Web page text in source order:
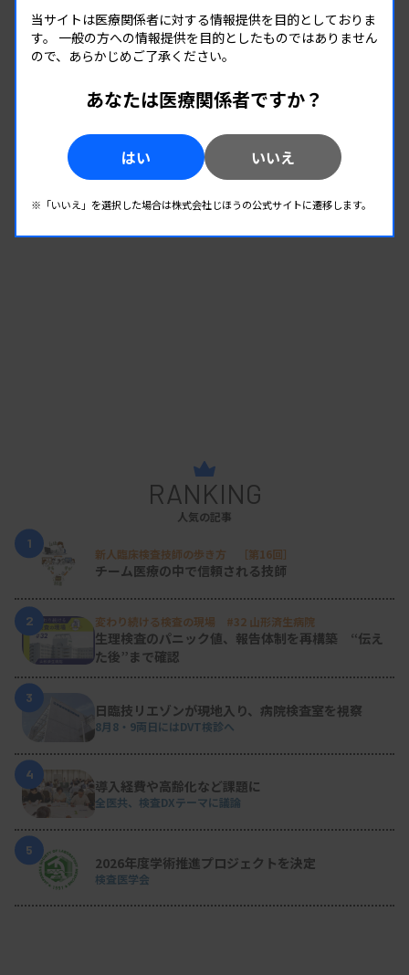
歯の動揺度や歯茎の状態などの問診結果をスコア化
して検査結果と組み合わせることで感度96％、特異
度40％を達成し、高精度にハイリスク者の抽出が可
診項目だけでは感度だけが高くなり、特異度は上が
らなかった。そこにHbとLDの測定値を組み合わせ
ることでおおむね妥当な結果が得られた」と話す。
に渡す「歯科医受診依頼書」の内容にも反映させる
検査結果報告は、これまでも見やすさを意識してき
たが、歯周病リスクをグラフ化し、リスクに応じて
グラデーションを付けた配色とすることで、より視
覚的にリスクを認識しやすい図表とした。これまで
記載がなかった問診内容と併せ、生活習慣病関連の
血液検査結果も表記できるようなレイアウトとす
る。歯科医療機関を受診する必要性がより分かりや
すくなり、診察を促す効果を期待している（図
1）。
検査室 2025.08.05 00:00
リキッド対応のNGS検査室、初のCAP認定
検査室 2025.07.04 00:00
変わり続ける検査の現場 #19 熊本県心血管エコー検査標準
心エコー人材を県全体で育成
RANKING
人気の記事
1
新人臨床検査技師の歩き方 ［第16回］
チーム医療の中で信頼される技師
2 変わり続ける検査の現場 #32 山形済生病院
生理検査のパニック値、報告体制を再構築 “伝え
た後”まで確認
3
日臨技リエゾンが現地入り、病院検査室を視察
8月8・9両日にはDVT検診へ
4
導入経費や高齢化など課題に
全医共、検査DXテーマに議論
5
2026年度学術推進プロジェクトを決定
検査医学会
当サイトは医療関係者に対する情報提供を目的としておりま
す。 一般の方への情報提供を目的としたものではありません
ので、あらかじめご了承ください。
あなたは医療関係者ですか？
はい いいえ
※「いいえ」を選択した場合は株式会社じほうの公式サイトに遷移します。